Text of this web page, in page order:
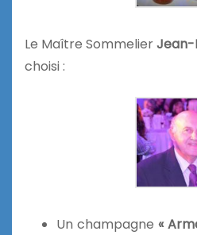
Le Maître SommelierJean-
choisi :
Un champagne«